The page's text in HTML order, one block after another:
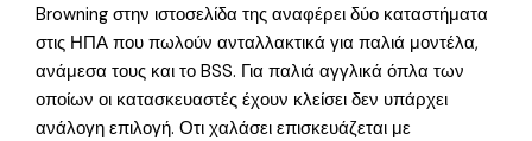
Browning στην ιστοσελίδα της αναφέρει δύο καταστήματα
στις ΗΠΑ που πωλούν ανταλλακτικά για παλιά μοντέλα,
ανάμεσα τους και το BSS. Για παλιά αγγλικά όπλα των
οποίων οι κατασκευαστές έχουν κλείσει δεν υπάρχει
ανάλογη επιλογή. Οτι χαλάσει επισκευάζεται με